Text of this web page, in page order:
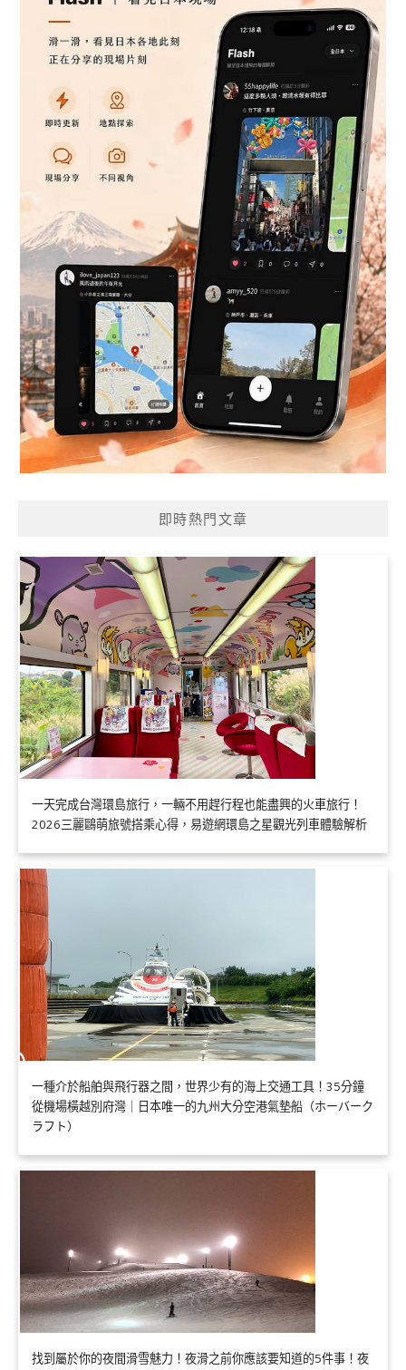
即時熱門文章
一天完成台灣環島旅行，一輛不用趕行程也能盡興的火車旅行！
2026三麗鷗萌旅號搭乘心得，易遊網環島之星觀光列車體驗解析
一種介於船舶與飛行器之間，世界少有的海上交通工具！35分鐘
從機場橫越別府灣｜日本唯一的九州大分空港氣墊船（ホーバーク
ラフト）
找到屬於你的夜間滑雪魅力！夜滑之前你應該要知道的5件事！夜